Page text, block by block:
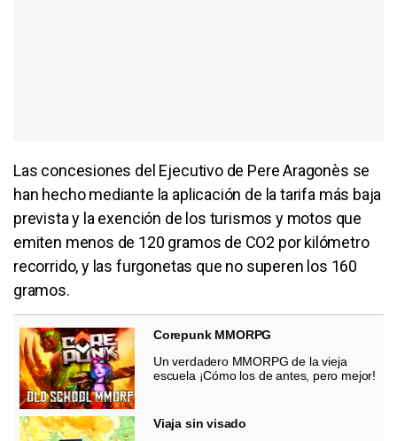
Las concesiones del Ejecutivo de Pere Aragonès se
han hecho mediante la aplicación de la tarifa más baja
prevista y la exención de los turismos y motos que
emiten menos de 120 gramos de CO2 por kilómetro
recorrido, y las furgonetas que no superen los 160
gramos.
Corepunk MMORPG
Un verdadero MMORPG de la vieja
escuela ¡Cómo los de antes, pero mejor!
Viaja sin visado